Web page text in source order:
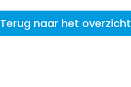
Terug naar het overzicht